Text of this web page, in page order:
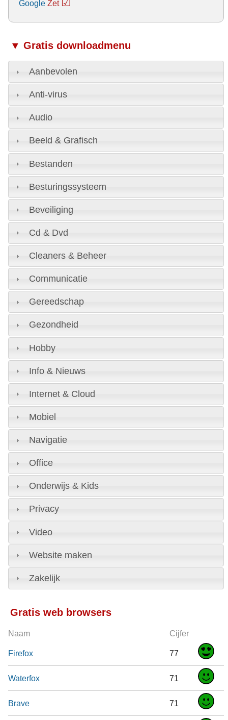
Google Zet
▼ Gratis downloadmenu
Aanbevolen
Anti-virus
Audio
Beeld & Grafisch
Bestanden
Besturingssysteem
Beveiliging
Cd & Dvd
Cleaners & Beheer
Communicatie
Gereedschap
Gezondheid
Hobby
Info & Nieuws
Internet & Cloud
Mobiel
Navigatie
Office
Onderwijs & Kids
Privacy
Video
Website maken
Zakelijk
Gratis web browsers
Naam Cijfer
Firefox 77
Waterfox 71
Brave 71